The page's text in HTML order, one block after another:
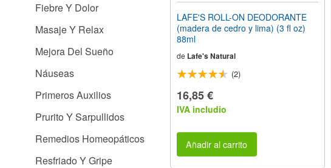
pantalla;
Presione
accesibilidad.
Fiebre Y Dolor
Masaje Y Relax
Mejora Del Sueño
Náuseas
Primeros Auxilios
Prurito Y Sarpullidos
Remedios Homeopáticos
Resfriado Y Gripe
LAFE'S ROLL-ON DEODORANTE
(madera de cedro y lima) (3 fl oz)
88ml
de Lafe's Natural
(2)
16,85 €
IVA includio
Añadir al carrito